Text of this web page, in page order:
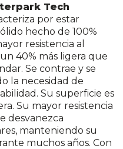
Tech
por estar
hecho de 100%
resistencia al
40% más ligera que
Se contrae y se
la necesidad de
Su superficie es
Su mayor resistencia
desvanezca
manteniendo su
muchos años. Con